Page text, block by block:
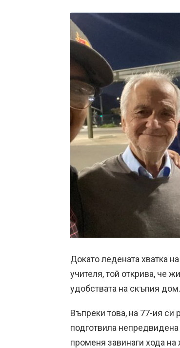
Докато ледената хватка
учителя, той открива, че
удобствата на скъпия дом.
Въпреки това, на 77-ия
подготвила
променя завинаги хода